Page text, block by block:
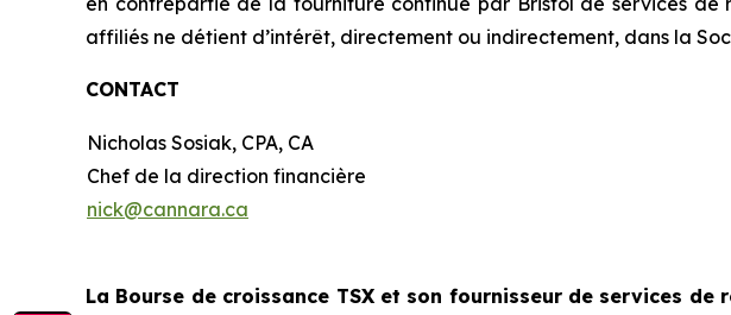
affiliés ne détient d’intérêt, directement ou indirectement, dans la
CONTACT
Nicholas Sosiak, CPA, CA
Chef de la direction financière
nick@cannara.ca
La Bourse de croissance TSX et son fournisseur de services